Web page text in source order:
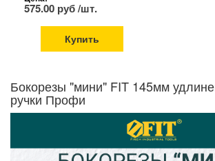
575.00 руб /шт.
Купить
Бокорезы "мини" FIT 145мм
ручки Профи